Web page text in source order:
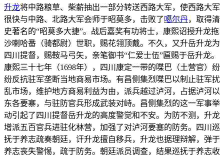
升龙将中路粮草、柴薪抽出一部分转送西路大军，使西路大军
很快与中路、北路大军会师于昭莫多，击败了噶尔丹，取得清
史著名的“昭莫多大捷”。战后嘉奖有功将士，康熙诏授升龙拖
沙喇哈番（骑都尉）世职，赐花翎顶戴。不久，又升岳升龙为
四川提督，赐鞍马弓矢，亲笔御书“仁爱士伍”匾赐于岳升龙。
康熙三十七年（1698年），四川康定一带的喋巴（土营官）纷
纷反抗驻军垄断当地商易市场。有昌侧集烈喋巴以制止驻军扰
乱市场，维护地方商易利益为由，派兵越过泸河，占据泸河以
东各要寨，与驻防官兵形成武装对峙。昌侧集烈的这一军事举
动引起了四川提督岳升龙的高度警觉和不安。为防不测，升龙
增派五百官兵进驻化林营，加强了对泸河要塞的防务。四川巡
抚于养志疏奏朝廷，讦升龙擅自移兵，升龙也据理辩解，弹于
养志丧失警惕，疏于防务。朝廷派员调查，结果巡抚于养志收